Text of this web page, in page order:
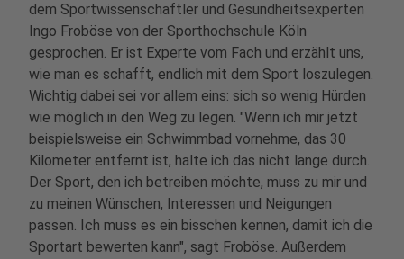
dem Sportwissenschaftler und Gesundheitsexperten
Ingo Froböse von der Sporthochschule Köln
gesprochen. Er ist Experte vom Fach und erzählt uns,
wie man es schafft, endlich mit dem Sport loszulegen.
Wichtig dabei sei vor allem eins: sich so wenig Hürden
wie möglich in den Weg zu legen. "Wenn ich mir jetzt
beispielsweise ein Schwimmbad vornehme, das 30
Kilometer entfernt ist, halte ich das nicht lange durch.
Der Sport, den ich betreiben möchte, muss zu mir und
zu meinen Wünschen, Interessen und Neigungen
passen. Ich muss es ein bisschen kennen, damit ich die
Sportart bewerten kann", sagt Froböse. Außerdem